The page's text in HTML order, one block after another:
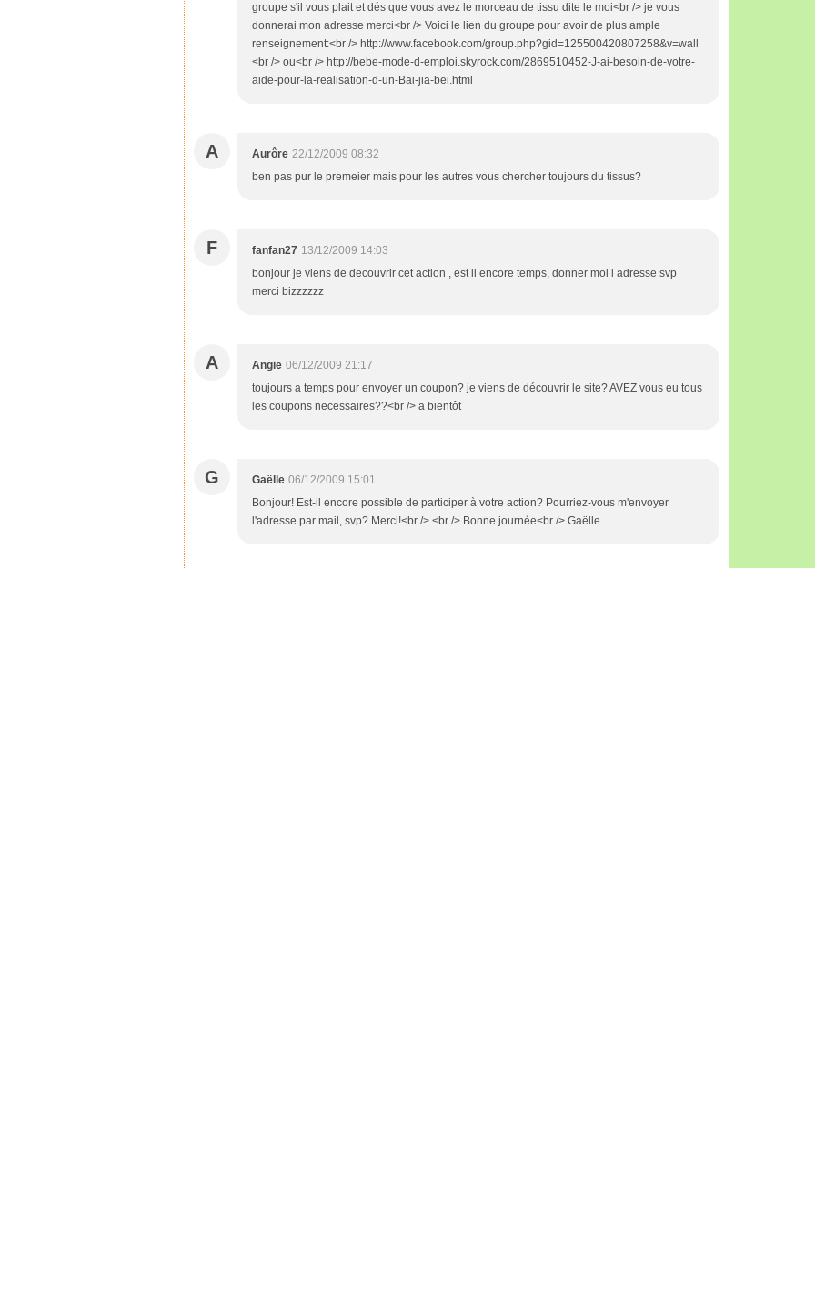
groupe s'il vous plait et dés que vous avez le morceau de tissu dite le moi<br /> je vous
donnerai mon adresse merci<br /> Voici le lien du groupe pour avoir de plus ample
renseignement:<br /> http://www.facebook.com/group.php?gid=125500420807258&v=wall
<br /> ou<br /> http://bebe-mode-d-emploi.skyrock.com/2869510452-J-ai-besoin-de-votre-
aide-pour-la-realisation-d-un-Bai-jia-bei.html
A Aurôre 22/12/2009 08:32
ben pas pur le premeier mais pour les autres vous chercher toujours du tissus?
F fanfan27 13/12/2009 14:03
bonjour je viens de decouvrir cet action , est il encore temps, donner moi l adresse svp
merci bizzzzzz
A Angie 06/12/2009 21:17
toujours a temps pour envoyer un coupon? je viens de découvrir le site? AVEZ vous eu tous
les coupons necessaires??<br /> a bientôt
G Gaëlle 06/12/2009 15:01
Bonjour! Est-il encore possible de participer à votre action? Pourriez-vous m'envoyer
l'adresse par mail, svp? Merci!<br /> <br /> Bonne journée<br /> Gaëlle